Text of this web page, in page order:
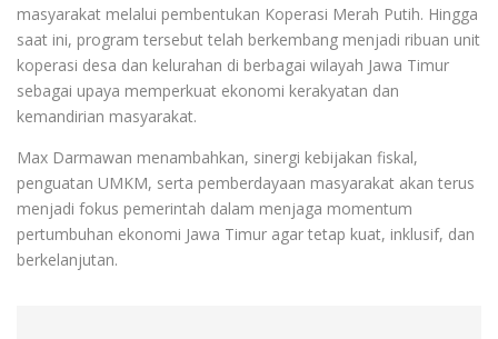
masyarakat melalui pembentukan Koperasi Merah Putih. Hingga
saat ini, program tersebut telah berkembang menjadi ribuan unit
koperasi desa dan kelurahan di berbagai wilayah Jawa Timur
sebagai upaya memperkuat ekonomi kerakyatan dan
kemandirian masyarakat.
Max Darmawan menambahkan, sinergi kebijakan fiskal,
penguatan UMKM, serta pemberdayaan masyarakat akan terus
menjadi fokus pemerintah dalam menjaga momentum
pertumbuhan ekonomi Jawa Timur agar tetap kuat, inklusif, dan
berkelanjutan.